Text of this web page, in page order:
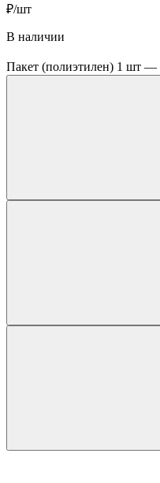
₽/шт
В наличии
Пакет (полиэтилен) 1 шт —